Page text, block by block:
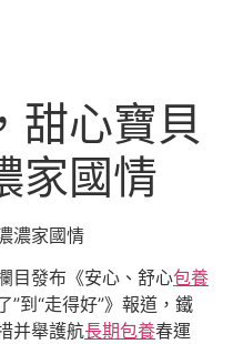
甜心寶貝
家國情
濃家國情
目發布《安心、舒心包養
”到“走得好”》報道，鐵
并舉護航長期包養春運